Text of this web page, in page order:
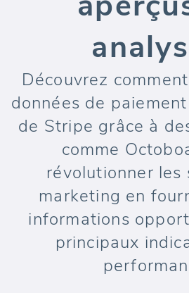
Découvrez
données de
de Stripe grâce à
comme
révolutionner les
marketing en
informations
principaux